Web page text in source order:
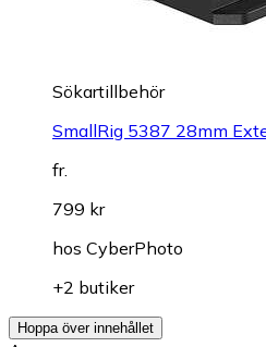
Sökartillbehör
SmallRig 5387 28mm
fr.
799 kr
hos CyberPhoto
+2 butiker
Hoppa över innehållet